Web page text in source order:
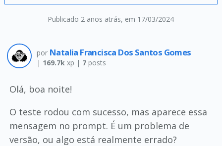
Publicado 2 anos atrás, em 17/03/2024
por Natalia Francisca Dos Santos Gomes
| 169.7kxp | 7posts
Olá, boa noite!
O teste rodou com sucesso, mas aparece essa
mensagem no prompt. É um problema de
versão, ou algo está realmente errado?